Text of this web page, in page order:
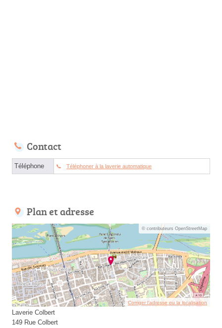
Contact
Téléphone Téléphoner à la laverie automatique
Plan et adresse
© contributeurs OpenStreetMap
Corriger l’adresse ou la localisation
Laverie Colbert
149 Rue Colbert